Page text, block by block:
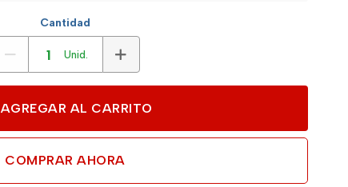
Cantidad
Unid.
AGREGAR AL CARRITO
COMPRAR AHORA